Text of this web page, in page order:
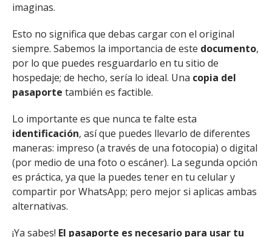
imaginas.
Esto no significa que debas cargar con el original
siempre. Sabemos la importancia de este documento,
por lo que puedes resguardarlo en tu sitio de
hospedaje; de hecho, sería lo ideal. Una copia del
pasaporte también es factible.
Lo importante es que nunca te falte esta
identificación, así que puedes llevarlo de diferentes
maneras: impreso (a través de una fotocopia) o digital
(por medio de una foto o escáner). La segunda opción
es práctica, ya que la puedes tener en tu celular y
compartir por WhatsApp; pero mejor si aplicas ambas
alternativas.
¡Ya sabes! El pasaporte es necesario para usar tu